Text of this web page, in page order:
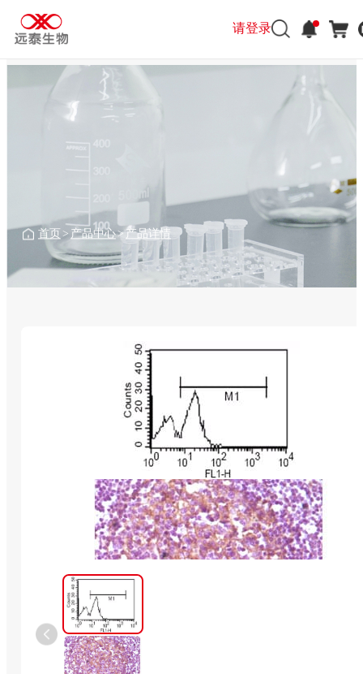
请登录
首页 > 产品中心> 产品详情